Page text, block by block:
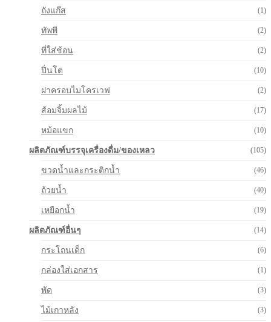
ถังแก๊ส (1)
ทัพพี (2)
ที่ใส่ช้อน (2)
ปิ่นโต (10)
ฝาครอบไมโครเวฟ (2)
ส้อมจิ้มผลไม้ (17)
หม้อแขก (10)
ผลิตภัณฑ์บรรจุเครื่องดื่ม/ของเหลว (105)
ขวดน้ำและกระติกน้ำ (46)
ถ้วยน้ำ (40)
เหยือกน้ำ (19)
ผลิตภัณฑ์อื่นๆ (14)
กระโถนเด็ก (6)
กล่องใส่เอกสาร (1)
พัด (3)
ไม้เกาหลัง (3)